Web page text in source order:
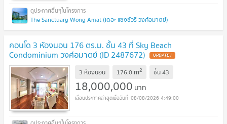
The Sanctuary Wong Amat (เดอะ แซงชัวรี วงศ์อมาตย์)
คอนโด 3 ห้องนอน 176 ตร.ม. ชั้น 43 ที่ Sky Beach
Condominium วงศ์อมาตย์ (ID 2487672) UPDATE !
3 ห้องนอน 176.0 m2 ชั้น43
18,000,000 บาท
08/08/2026 4:49:00